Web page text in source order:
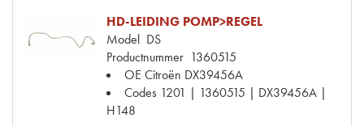
HD-LEIDING POMP>REGEL
Model DS
Productnummer 1360515
OE Citroën DX39456A
Codes 1201 | 1360515 | DX39456A |
H148